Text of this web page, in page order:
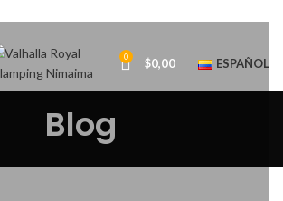
0 $0,00 ESPAÑOL
Blog